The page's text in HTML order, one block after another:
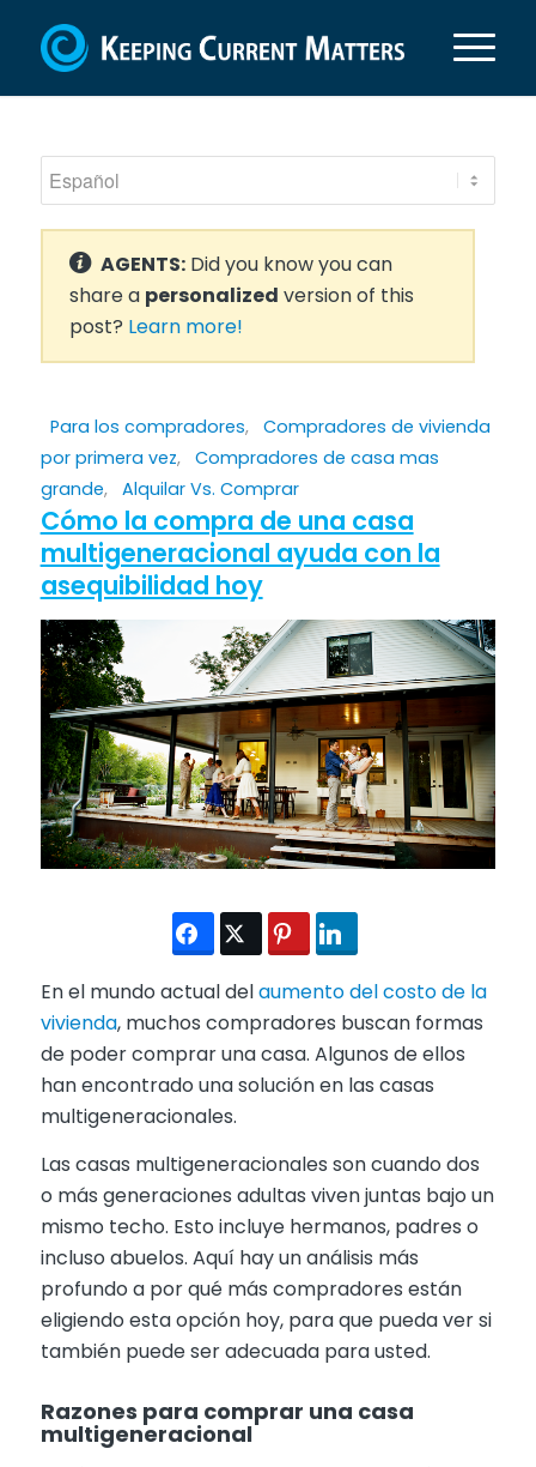
AGENTS:Did you know you can
share a personalized version of this
post? Learn more!
Para los compradores, Compradores de vivienda
por primera vez, Compradores de casa mas
grande, Alquilar Vs. Comprar
Cómo la compra de una casa
multigeneracional ayuda con la
asequibilidad hoy
En el mundo actual delaumento del costo de la
vivienda, muchos compradores buscan formas
de poder comprar una casa. Algunos de ellos
han encontrado una solución en las casas
multigeneracionales.
Las casas multigeneracionales son cuando dos
o más generaciones adultas viven juntas bajo un
mismo techo. Esto incluye hermanos, padres o
incluso abuelos. Aquí hay un análisis más
profundo a por qué más compradores están
eligiendo esta opción hoy, para que pueda ver si
también puede ser adecuada para usted.
Razones para comprar una casa
multigeneracional